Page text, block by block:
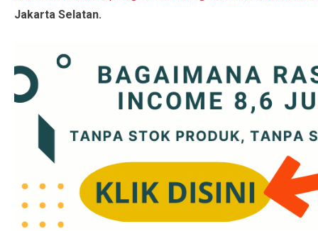
Jakarta Selatan.